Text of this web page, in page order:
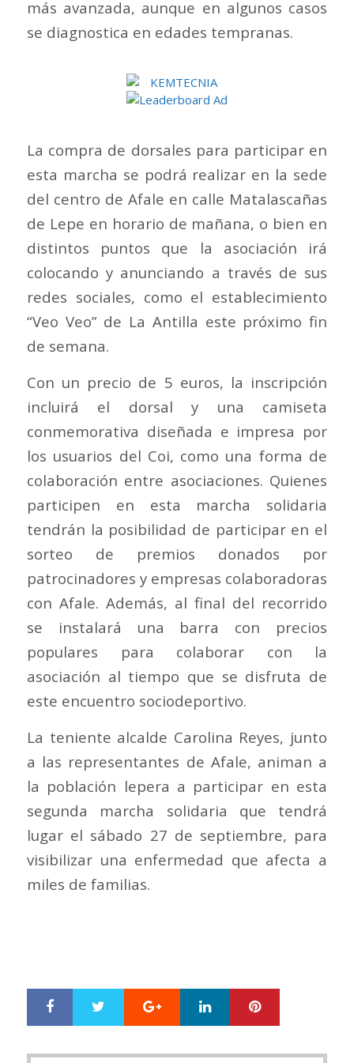
más avanzada, aunque en algunos casos
se diagnostica en edades tempranas.
La compra de dorsales para participar en
esta marcha se podrá realizar en la sede
del centro de Afale en calle Matalascañas
de Lepe en horario de mañana, o bien en
distintos puntos que la asociación irá
colocando y anunciando a través de sus
redes sociales, como el establecimiento
“Veo Veo” de La Antilla este próximo fin
de semana.
Con un precio de 5 euros, la inscripción
incluirá el dorsal y una camiseta
conmemorativa diseñada e impresa por
los usuarios del Coi, como una forma de
colaboración entre asociaciones. Quienes
participen en esta marcha solidaria
tendrán la posibilidad de participar en el
sorteo de premios donados por
patrocinadores y empresas colaboradoras
con Afale. Además, al final del recorrido
se instalará una barra con precios
populares para colaborar con la
asociación al tiempo que se disfruta de
este encuentro sociodeportivo.
La teniente alcalde Carolina Reyes, junto
a las representantes de Afale, animan a
la población lepera a participar en esta
segunda marcha solidaria que tendrá
lugar el sábado 27 de septiembre, para
visibilizar una enfermedad que afecta a
miles de familias.
r
e
Google+ LinkedIn